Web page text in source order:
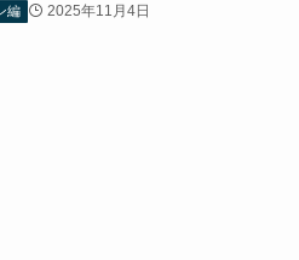
編 2025年11月4日